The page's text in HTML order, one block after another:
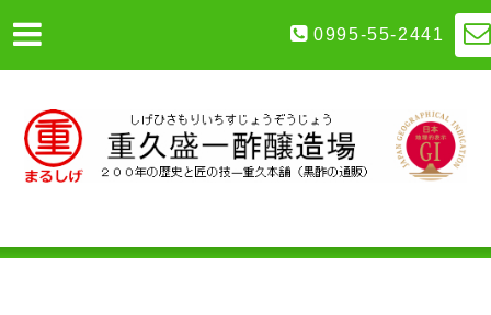
0995-55-2441